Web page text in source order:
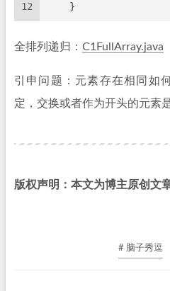
12
    }
全排列递归： C1FullArray.java
引申问题：元素存在相同如
定，交换或者作为开头的元素
版权声明：本文为博主原创文
# 脑子秀逗